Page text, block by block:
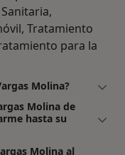
Tratamiento
para la
Molina?
Molina de
hasta su
Molina al